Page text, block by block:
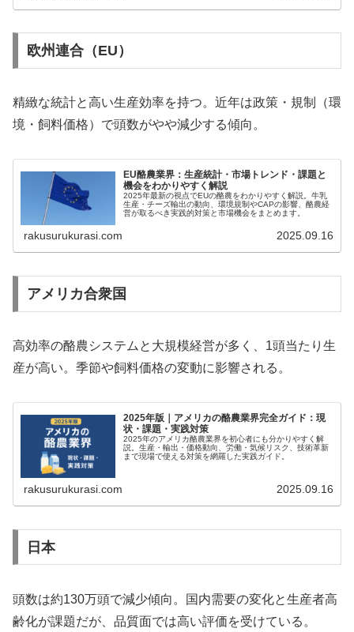
欧州連合（EU）
精緻な統計と高い生産効率を持つ。近年は政策・規制（環
境・飼料価格）で頭数がやや減少する傾向。
EU酪農業界：生産統計・市場トレンド・課題と
機会をわかりやすく解説
2025年最新の視点でEUの酪農をわかりやすく解説。牛乳
生産・チーズ輸出の動向、環境規制やCAPの影響、酪農経
営が取るべき実践的対策と市場機会をまとめます。
rakusurukurasi.com 2025.09.16
アメリカ合衆国
高効率の酪農システムと大規模経営が多く、1頭当たり生
産が高い。季節や飼料価格の変動に影響される。
2025年版｜アメリカの酪農業界完全ガイド：現
状・課題・実践対策
2025年のアメリカ酪農業界を初心者にも分かりやすく解
説。生産・輸出・価格動向、労働・気候リスク、技術革新
まで現場で使える対策を網羅した実践ガイド。
rakusurukurasi.com 2025.09.16
日本
頭数は約130万頭で減少傾向。国内需要の変化と生産者高
齢化が課題だが、品質面では高い評価を受けている。